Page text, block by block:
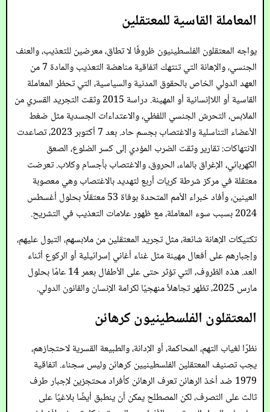
المعاملة القاسية للمعتقلين
يواجه المعتقلون الفلسطينيون ظروفًا لا تطاق، معرضين للتعذيب، والعنف
الجنسي، والإهانة التي تنتهك اتفاقية مناهضة التعذيب والمادة 7 من
العهد الدولي الخاص بالحقوق المدنية والسياسية، التي تحظر المعاملة
القاسية أو اللاإنسانية أو المهينة. دراسة 2015 وثقت التجريد القسري من
الملابس، التحرش الجنسي اللفظي، والاعتداءات الجسدية مثل ضغط
الأعضاء التناسلية والاغتصاب بجسم حاد. بعد 7 أكتوبر 2023، تصاعدت
الانتهاكات: تقارير وثقت الضرب المؤدي إلى كسر الضلوع، الصعق
الكهربائي، الإغراق بالماء، الحروق، والاغتصاب بأجسام وكلاب. تعرضت
معتقلة في مركز شرطة كريات أربع لتهديد بالاغتصاب وهي معصوبة
العينين، وأفاد خبراء الأمم المتحدة بوفاة 53 معتقلًا بحلول أغسطس
2024 بسبب سوء المعاملة، مع ظهور علامات التعذيب في التشريح.
تكتيكات الإهانة شائعة، مثل تجريد المعتقلين من ملابسهم، التبول عليهم،
وإجبارهم على أفعال مهينة مثل غناء أغاني إسرائيلية أو الركوع أثناء
العد. هذه الظروف، التي تؤثر حتى على الأطفال بعمر 14 عامًا بحلول
مارس 2025، تظهر تجاهلاً منهجيًا لكرامة الإنسان والقانون الدولي.
المعتقلون الفلسطينيون كرهائن
نظرًا لغياب التهم، المحاكمة، أو الإدانة، والطبيعة القسرية لاحتجازهم،
يجب تصنيف المعتقلين الفلسطينيين كرهائن وليس سجناء. اتفاقية
1979 ضد أخذ الرهائن تعرف الرهائن كأفراد محتجزين لإجبار طرف
ثالث على التصرف، لكن المصطلح يمكن أن ينطبق أيضًا بلاغيًا على